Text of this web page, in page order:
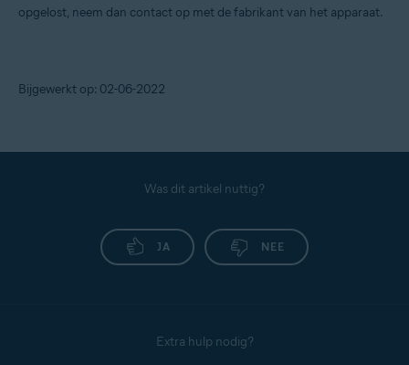
opgelost, neem dan contact op met de fabrikant van het apparaat.
Bijgewerkt op: 02-06-2022
Was dit artikel nuttig?
JA NEE
Extra hulp nodig?